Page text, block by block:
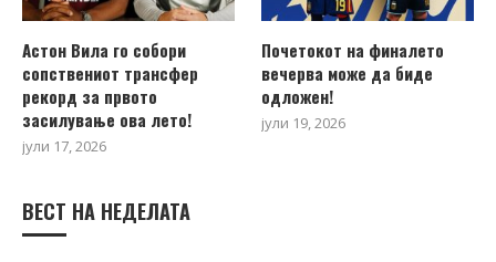
Астон Вила го собори
сопствениот трансфер
рекорд за првото
засилување ова лето!
јули 17, 2026
Почетокот на финалето
вечерва може да биде
одложен!
јули 19, 2026
ВЕСТ НА НЕДЕЛАТА